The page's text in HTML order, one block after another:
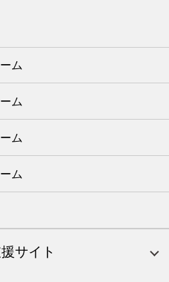
ム
ム
ム
ム
サイト